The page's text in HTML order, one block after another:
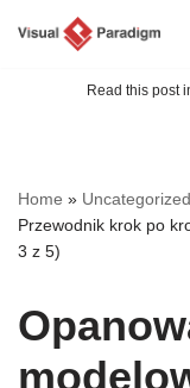
Read this post
Home » Uncategorized
Przewodnik krok po
3 z 5)